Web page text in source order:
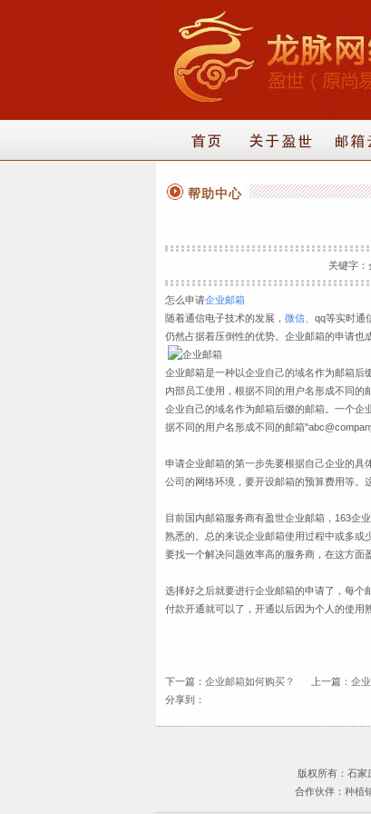
帮助中心
关键字
怎么申请企业邮箱
随着通信电子技术的发展， 微信 、qq等实时通
仍然占据着压倒性的优势。企业邮箱的申请也
企业邮箱是一种以企业自己的域名作为邮箱后
内部员工使用，根据不同的用户名形成不同
企业自己的域名作为邮箱后缀的邮箱。一个企
据不同的用户名形成不同的邮箱
申请企业邮箱的第一步先要根据自己企业的具
公司的网络环境，要开设邮箱的预算费用等。
目前国内邮箱服务商有盈世企业邮箱， 163企业
熟悉的。总的来说企业邮箱使用过程中或多或
要找一个解决问题效率高的服务商，在这方面
选择好之后就要进行企业邮箱的申请了，每个
付款开通就可以了，开通以后因为个人的使用
下一篇： 企业邮箱如何购买？ 上一篇： 企
分享到：
版权所有：石
合作伙伴： 种植